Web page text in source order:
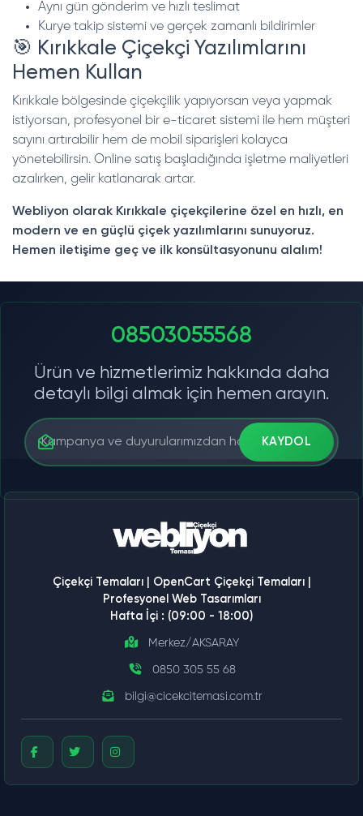
Aynı gün gönderim ve hızlı teslimat
Kurye takip sistemi ve gerçek zamanlı bildirimler
🎯 Kırıkkale Çiçekçi Yazılımlarını
Hemen Kullan
Kırıkkale bölgesinde çiçekçilik yapıyorsan veya yapmak
istiyorsan, profesyonel bir e-ticaret sistemi ile hem müşteri
sayını artırabilir hem de mobil siparişleri kolayca
yönetebilirsin. Online satış başladığında işletme maliyetleri
azalırken, gelir katlanarak artar.
Webliyon olarak Kırıkkale çiçekçilerine özel en hızlı, en
modern ve en güçlü çiçek yazılımlarını sunuyoruz.
Hemen iletişime geç ve ilk konsültasyonunu alalım!
08503055568
Ürün ve hizmetlerimiz hakkında daha
detaylı bilgi almak için hemen arayın.
KAYDOL
Çiçekçi Temaları | OpenCart Çiçekçi Temaları |
Profesyonel Web Tasarımları
Hafta İçi : (09:00 - 18:00)
Merkez/AKSARAY
0850 305 55 68
bilgi@cicekcitemasi.com.tr